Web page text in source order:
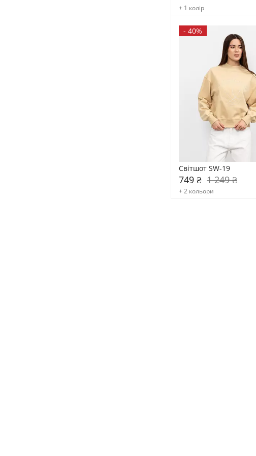
+ 1 колір
- 40%
Світшот SW-19
749 ₴ 1 249 ₴
+ 2 кольори